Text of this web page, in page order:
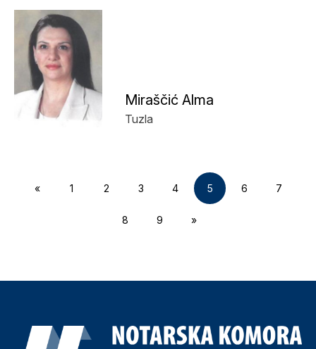
Miraščić Alma
Tuzla
« 1 2 3 4 5 6 7
8 9 »